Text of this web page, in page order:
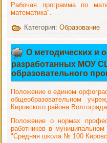
Рабочая программа по
математика".
Категория:Образование
О методических и
разработанных МОУ
образовательного
Положение о едином
общеобразовательном
Кировского района
Положение о нормах
работников в
"Средняя школа № 100